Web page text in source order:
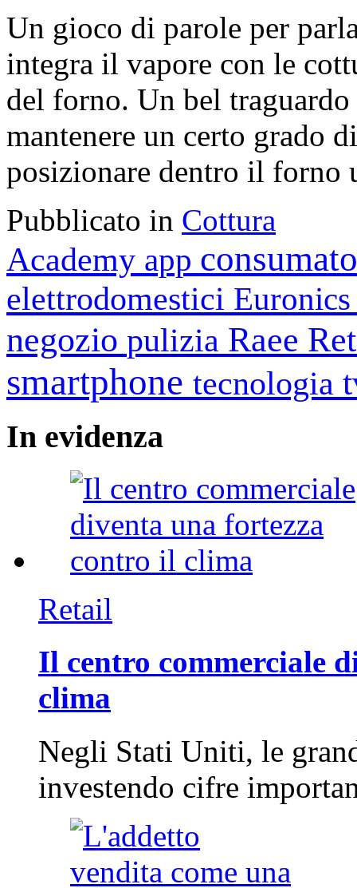
Un gioco di parole per
integra il vapore con le
del forno. Un bel traguardo
mantenere un certo grado
posizionare dentro il forno
Pubblicato in Cottura
Academy app
elettrodomestici
negozio pulizia Raee
smartphone tecnologia
In evidenza
Retail
Il centro commerciale
clima
Negli Stati Uniti, le
investendo cifre